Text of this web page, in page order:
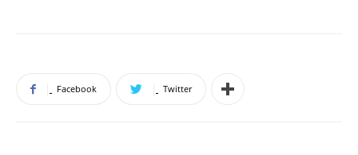
Facebook Twitter